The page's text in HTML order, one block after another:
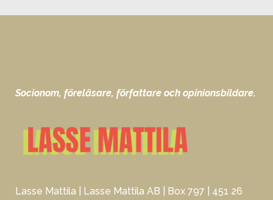
Socionom, föreläsare, författare och opinionsbildare.
Lasse Mattila | Lasse Mattila AB | Box 797 | 451 26